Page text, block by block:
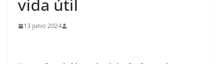
vida útil
13 junio 2024